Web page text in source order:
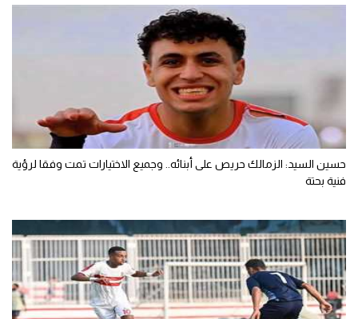
حسين السيد: الزمالك حريص على أبنائه.. وجميع الاختيارات تمت وفقا لرؤية
فنية بحتة